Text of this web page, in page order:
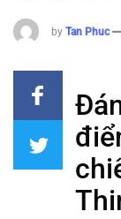
by Tan Phuc